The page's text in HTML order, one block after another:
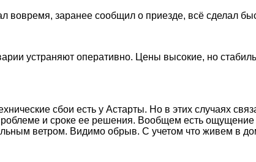
заранее сообщил о приезде, всё сделал
устраняют оперативно. Цены высокие, но
сбои есть у Астарты. Но в этих случаях
и сроке ее решения. Вообщем есть ощущение
ветром. Видимо обрыв. С учетом что живем в